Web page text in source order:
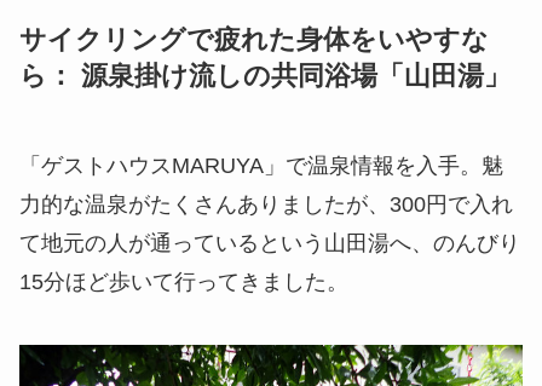
サイクリングで疲れた身体をいやすな
ら： 源泉掛け流しの共同浴場「山田湯」
「ゲストハウスMARUYA」で温泉情報を入手。魅
力的な温泉がたくさんありましたが、300円で入れ
て地元の人が通っているという山田湯へ、のんびり
15分ほど歩いて行ってきました。